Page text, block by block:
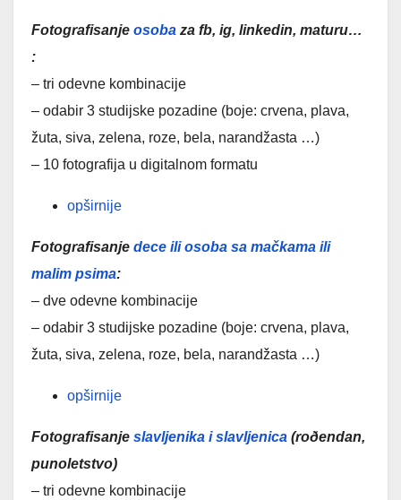
Fotografisanje osoba za fb, ig, linkedin, maturu…
:
– tri odevne kombinacije
– odabir 3 studijske pozadine (boje: crvena, plava,
žuta, siva, zelena, roze, bela, narandžasta …)
– 10 fotografija u digitalnom formatu
opširnije
Fotografisanje dece ili osoba sa mačkama ili
malim psima:
– dve odevne kombinacije
– odabir 3 studijske pozadine (boje: crvena, plava,
žuta, siva, zelena, roze, bela, narandžasta …)
opširnije
Fotografisanje slavljenika i slavljenica (roðendan,
punoletstvo)
– tri odevne kombinacije